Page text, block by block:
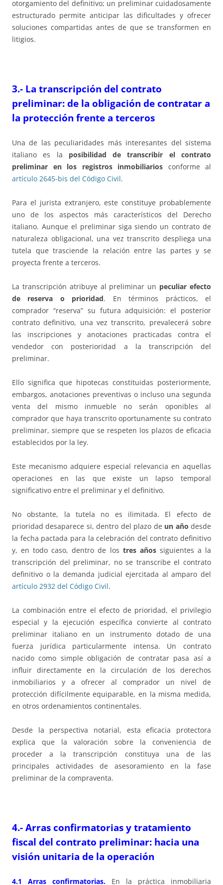
otorgamiento del definitivo; un preliminar cuidadosamente
estructurado permite anticipar las dificultades y ofrecer
soluciones compartidas antes de que se transformen en
litigios.
3.- La transcripción del contrato
preliminar: de la obligación de contratar a
la protección frente a terceros
Una de las peculiaridades más interesantes del sistema
italiano es la posibilidad de transcribir el contrato
preliminar en los registros inmobiliarios conforme al
artículo 2645-bis del Código Civil.
Para el jurista extranjero, este constituye probablemente
uno de los aspectos más característicos del Derecho
italiano. Aunque el preliminar siga siendo un contrato de
naturaleza obligacional, una vez transcrito despliega una
tutela que trasciende la relación entre las partes y se
proyecta frente a terceros.
La transcripción atribuye al preliminar un peculiar efecto
de reserva o prioridad. En términos prácticos, el
comprador “reserva” su futura adquisición: el posterior
contrato definitivo, una vez transcrito, prevalecerá sobre
las inscripciones y anotaciones practicadas contra el
vendedor con posterioridad a la transcripción del
preliminar.
Ello significa que hipotecas constituidas posteriormente,
embargos, anotaciones preventivas o incluso una segunda
venta del mismo inmueble no serán oponibles al
comprador que haya transcrito oportunamente su contrato
preliminar, siempre que se respeten los plazos de eficacia
establecidos por la ley.
Este mecanismo adquiere especial relevancia en aquellas
operaciones en las que existe un lapso temporal
significativo entre el preliminar y el definitivo.
No obstante, la tutela no es ilimitada. El efecto de
prioridad desaparece si, dentro del plazo de un año desde
la fecha pactada para la celebración del contrato definitivo
y, en todo caso, dentro de los tres añossiguientes a la
transcripción del preliminar, no se transcribe el contrato
definitivo o la demanda judicial ejercitada al amparo del
artículo 2932 del Código Civil.
La combinación entre el efecto de prioridad, el privilegio
especial y la ejecución específica convierte al contrato
preliminar italiano en un instrumento dotado de una
fuerza jurídica particularmente intensa. Un contrato
nacido como simple obligación de contratar pasa así a
influir directamente en la circulación de los derechos
inmobiliarios y a ofrecer al comprador un nivel de
protección difícilmente equiparable, en la misma medida,
en otros ordenamientos continentales.
Desde la perspectiva notarial, esta eficacia protectora
explica que la valoración sobre la conveniencia de
proceder a la transcripción constituya una de las
principales actividades de asesoramiento en la fase
preliminar de la compraventa.
4.- Arras confirmatorias y tratamiento
fiscal del contrato preliminar: hacia una
visión unitaria de la operación
4.1 Arras confirmatorias. En la práctica inmobiliaria